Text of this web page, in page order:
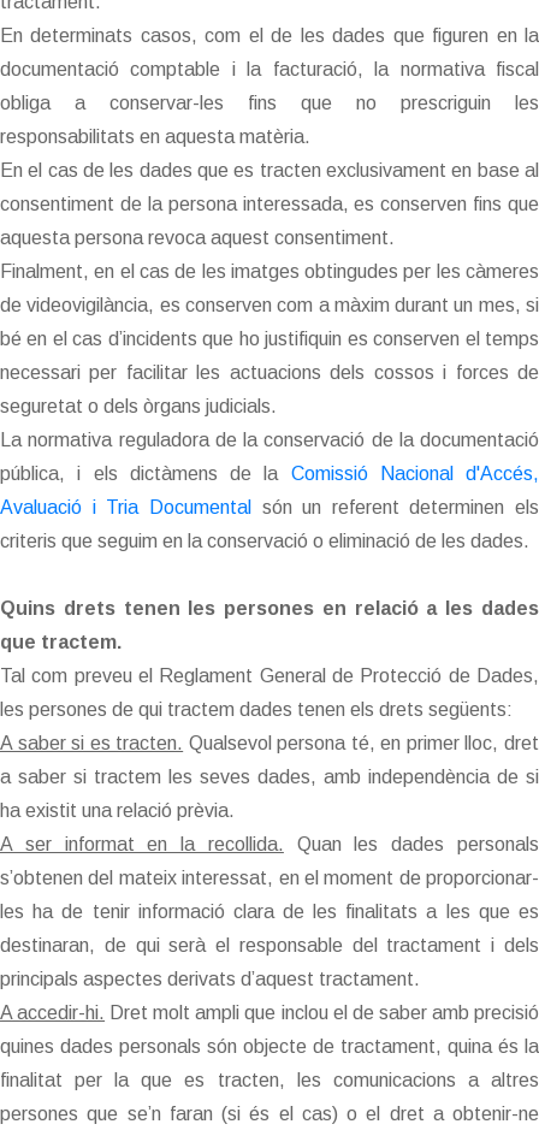
En determinats casos, com el de les dades que figuren en la
documentació comptable i la facturació, la normativa fiscal
obliga a conservar-les fins que no prescriguin les
responsabilitats en aquesta matèria.
En el cas de les dades que es tracten exclusivament en base al
consentiment de la persona interessada, es conserven fins que
aquesta persona revoca aquest consentiment.
Finalment, en el cas de les imatges obtingudes per les càmeres
de videovigilància, es conserven com a màxim durant un mes, si
bé en el cas d’incidents que ho justifiquin es conserven el temps
necessari per facilitar les actuacions dels cossos i forces de
seguretat o dels òrgans judicials.
La normativa reguladora de la conservació de la documentació
pública, i els dictàmens de la Comissió Nacional d'Accés,
Avaluació i Tria Documental
són un referent determinen els
criteris que seguim en la conservació o eliminació de les dades.
Quins drets tenen les persones en relació a les dades
que tractem.
Tal com preveu el Reglament General de Protecció de Dades,
les persones de qui tractem dades tenen els drets següents:
A saber si es tracten. Qualsevol persona té, en primer lloc, dret
a saber si tractem les seves dades, amb independència de si
ha existit una relació prèvia.
A ser informat en la recollida.
Quan les dades personals
s’obtenen del mateix interessat, en el moment de proporcionar-
les ha de tenir informació clara de les finalitats a les que es
destinaran, de qui serà el responsable del tractament i dels
principals aspectes derivats d’aquest tractament.
A accedir-hi. Dret molt ampli que inclou el de saber amb precisió
quines dades personals són objecte de tractament, quina és la
finalitat per la que es tracten, les comunicacions a altres
persones que se’n faran (si és el cas) o el dret a obtenir-ne